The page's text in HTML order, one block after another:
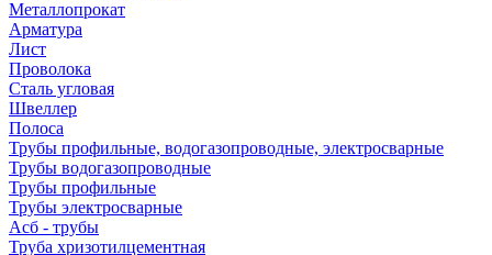
Металлопрокат
Арматура
Лист
Проволока
Сталь угловая
Швеллер
Полоса
Трубы профильные, водогазопроводные, электросварные
Трубы водогазопроводные
Трубы профильные
Трубы электросварные
Асб - трубы
Труба хризотилцементная